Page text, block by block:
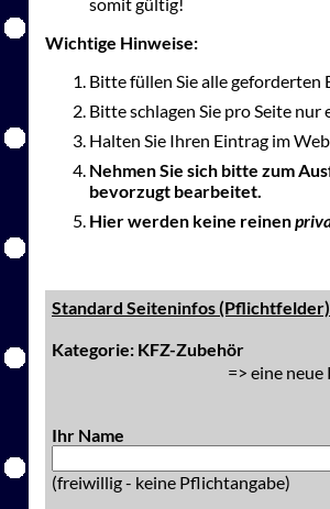
Wichtige Hinweise:
Bitte füllen Sie alle geforderten
Bitte schlagen Sie pro Seite
Halten Sie Ihren Eintrag im
Nehmen Sie sich bitte zum
bevorzugt bearbeitet.
Hier werden keine reinen
Standard Seiteninfos
Kategorie: KFZ-Zubehör
=> eine
Ihr Name
(freiwillig - keine Pflichtangabe)